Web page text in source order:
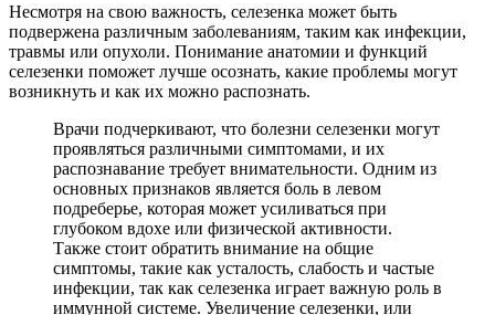
Несмотря на свою важность, селезенка может быть
подвержена различным заболеваниям, таким как инфекции,
травмы или опухоли. Понимание анатомии и функций
селезенки поможет лучше осознать, какие проблемы могут
возникнуть и как их можно распознать.
Врачи подчеркивают, что болезни селезенки могут
проявляться различными симптомами, и их
распознавание требует внимательности. Одним из
основных признаков является боль в левом
подреберье, которая может усиливаться при
глубоком вдохе или физической активности.
Также стоит обратить внимание на общие
симптомы, такие как усталость, слабость и частые
инфекции, так как селезенка играет важную роль в
иммунной системе. Увеличение селезенки, или